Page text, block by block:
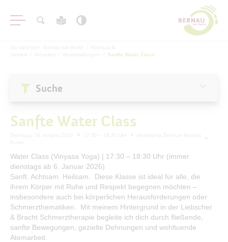
Aktuelles
Stadtnachrichten
#BERNAUER
Amtsblatt
Haushalt
Öffentliche Auslegungen
Bürgerservice
Sanfte Water Class
Sanfte Water Class
Water Class (Vinyasa Yoga) | 17:30 – 18:30 Uhr (immer
dienstags ab 6. Januar 2026)
Sanft. Achtsam. Heilsam. Diese Klasse ist ideal für alle, die
ihrem Körper mit Ruhe und Respekt begegnen möchten –
insbesondere auch bei körperlichen Herausforderungen oder
Schmerzthematiken. Mit meinem Hintergrund in der Liebscher
& Bracht Schmerztherapie begleite ich dich durch fließende,
sanfte Bewegungen, gezielte Dehnungen und wohltuende
Atemarbeit.
Suche